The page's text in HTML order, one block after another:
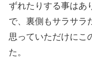
ずれたりする事はあ
で、裏側もサラサラ
思っていただけにこ
た。